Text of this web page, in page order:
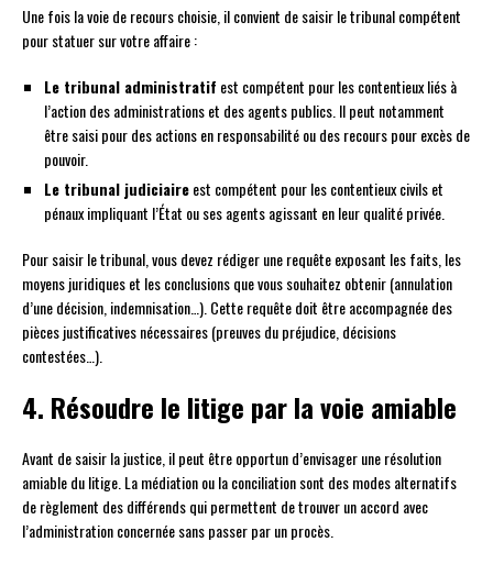
Une fois la voie de recours choisie, il convient de saisir le tribunal compétent
pour statuer sur votre affaire :
Le tribunal administratif est compétent pour les contentieux liés à
l’action des administrations et des agents publics. Il peut notamment
être saisi pour des actions en responsabilité ou des recours pour excès de
pouvoir.
Le tribunal judiciaireest compétent pour les contentieux civils et
pénaux impliquant l’État ou ses agents agissant en leur qualité privée.
Pour saisir le tribunal, vous devez rédiger une requête exposant les faits, les
moyens juridiques et les conclusions que vous souhaitez obtenir (annulation
d’une décision, indemnisation…). Cette requête doit être accompagnée des
pièces justificatives nécessaires (preuves du préjudice, décisions
contestées…).
4. Résoudre le litige par la voie amiable
Avant de saisir la justice, il peut être opportun d’envisager une résolution
amiable du litige. La médiation ou la conciliation sont des modes alternatifs
de règlement des différends qui permettent de trouver un accord avec
l’administration concernée sans passer par un procès.